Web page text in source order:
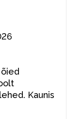
Kaunis